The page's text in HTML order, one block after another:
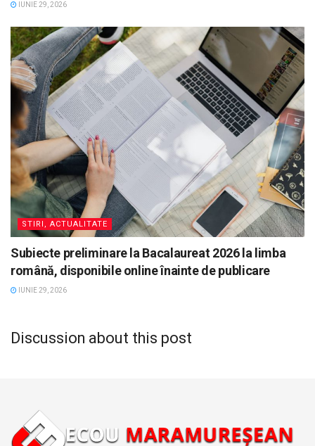
IUNIE 29, 2026
STIRI, ACTUALITATE
Subiecte preliminare la Bacalaureat 2026 la limba
română, disponibile online înainte de publicare
IUNIE 29, 2026
Discussion about this post